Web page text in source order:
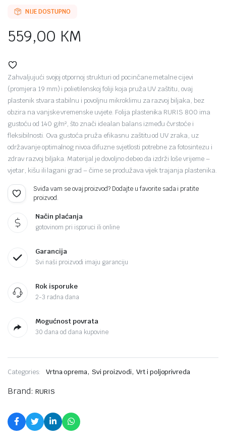
NIJE DOSTUPNO
559,00 KM
Zahvaljujući svojoj otpornoj strukturi od pocinčane metalne cijevi
(promjera 19 mm) i polietilenskoj foliji koja pruža UV zaštitu, ovaj
plastenik stvara stabilnu i povoljnu mikroklimu za razvoj biljaka, bez
obzira na vanjske vremenske uvjete. Folija plastenika RURIS 800 ima
gustoću od 140 g/m², što znači idealan balans između čvrstoće i
fleksibilnosti. Ova gustoća pruža efikasnu zaštitu od UV zraka, uz
održavanje optimalnog nivoa difuzne svjetlosti potrebne za fotosintezu i
zdrav razvoj biljaka. Materijal je dovoljno debeo da izdrži loše vrijeme –
vjetar, kišu ili lagani grad – čime se produžava vijek trajanja plastenika.
Sviđa vam se ovaj proizvod? Dodajte u favorite sada i pratite
proizvod.
Način plaćanja
gotovinom pri isporuci ili online
Garancija
Svi naši proizvodi imaju garanciju
Rok isporuke
2-3 radna dana
Mogućnost povrata
30 dana od dana kupovine
Categories: Vrtna oprema,Svi proizvodi, Vrt i poljoprivreda
Brand: RURIS